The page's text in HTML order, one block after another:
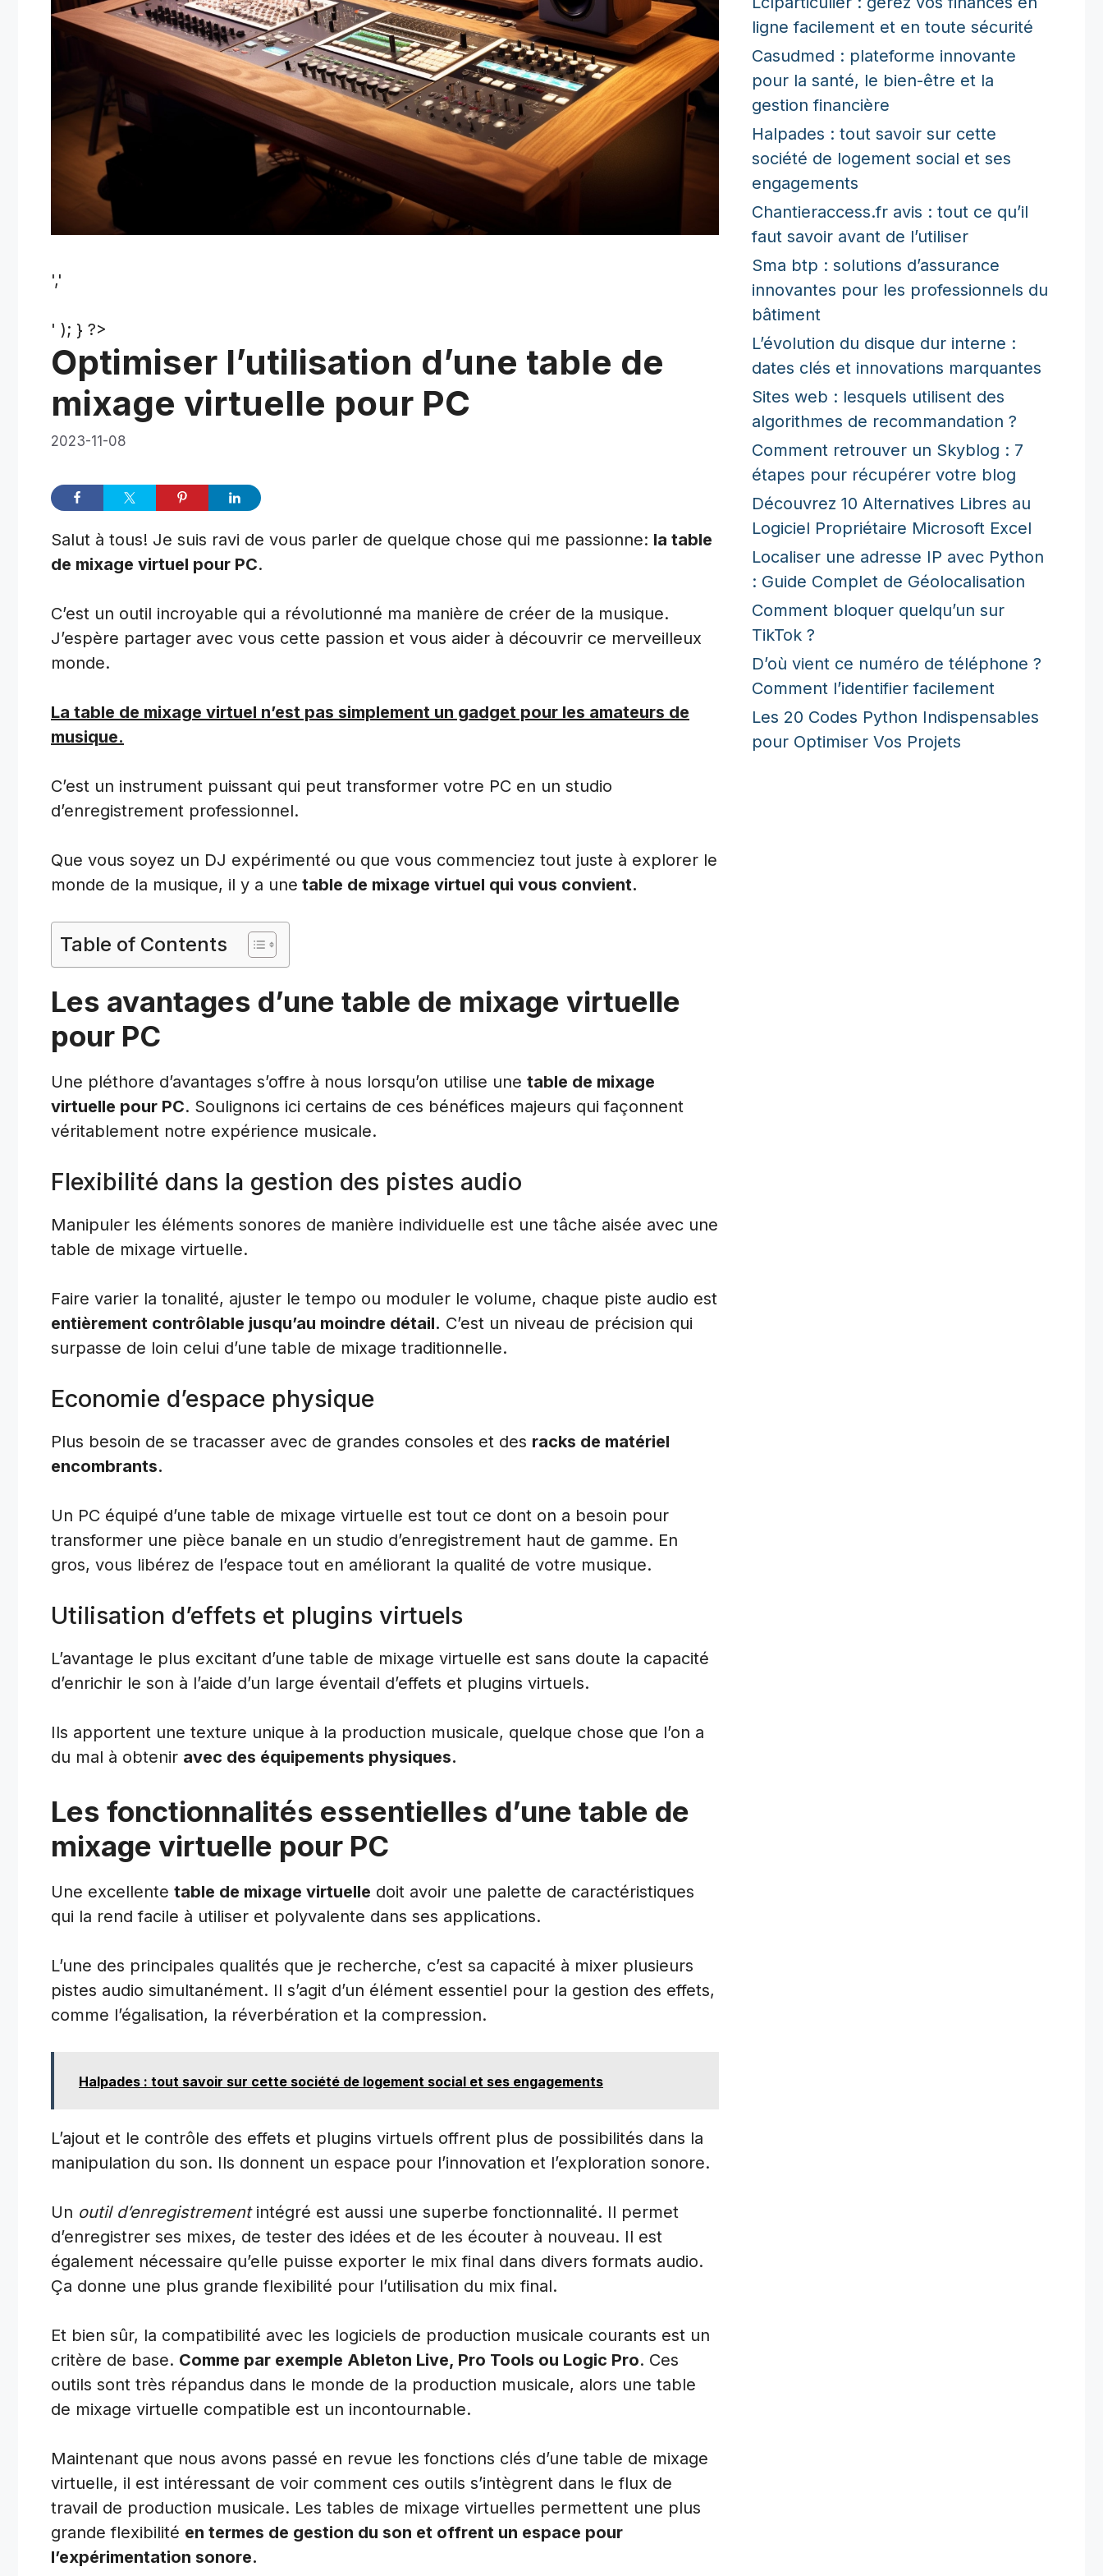
','
' ); } ?>
Optimiser l’utilisation d’une table de
mixage virtuelle pour PC
2023-11-08
Salut à tous! Je suis ravi de vous parler de quelque chose qui me passionne: la table
de mixage virtuel pour PC.
C’est un outil incroyable qui a révolutionné ma manière de créer de la musique.
J’espère partager avec vous cette passion et vous aider à découvrir ce merveilleux
monde.
La table de mixage virtuel n’est pas simplement un gadget pour les amateurs de
musique.
C’est un instrument puissant qui peut transformer votre PC en un studio
d’enregistrement professionnel.
Que vous soyez un DJ expérimenté ou que vous commenciez tout juste à explorer le
monde de la musique, il y a une table de mixage virtuel qui vous convient.
Table of Contents
Les avantages d’une table de mixage virtuelle
pour PC
Une pléthore d’avantages s’offre à nous lorsqu’on utilise une table de mixage
virtuelle pour PC. Soulignons ici certains de ces bénéfices majeurs qui façonnent
véritablement notre expérience musicale.
Flexibilité dans la gestion des pistes audio
Manipuler les éléments sonores de manière individuelle est une tâche aisée avec une
table de mixage virtuelle.
Faire varier la tonalité, ajuster le tempo ou moduler le volume, chaque piste audio est
entièrement contrôlable jusqu’au moindre détail. C’est un niveau de précision qui
surpasse de loin celui d’une table de mixage traditionnelle.
Economie d’espace physique
Plus besoin de se tracasser avec de grandes consoles et des racks de matériel
encombrants.
Un PC équipé d’une table de mixage virtuelle est tout ce dont on a besoin pour
transformer une pièce banale en un studio d’enregistrement haut de gamme. En
gros, vous libérez de l’espace tout en améliorant la qualité de votre musique.
Utilisation d’effets et plugins virtuels
L’avantage le plus excitant d’une table de mixage virtuelle est sans doute la capacité
d’enrichir le son à l’aide d’un large éventail d’effets et plugins virtuels.
Ils apportent une texture unique à la production musicale, quelque chose que l’on a
du mal à obtenir avec des équipements physiques.
Les fonctionnalités essentielles d’une table de
mixage virtuelle pour PC
Une excellente table de mixage virtuelle doit avoir une palette de caractéristiques
qui la rend facile à utiliser et polyvalente dans ses applications.
L’une des principales qualités que je recherche, c’est sa capacité à mixer plusieurs
pistes audio simultanément. Il s’agit d’un élément essentiel pour la gestion des effets,
comme l’égalisation, la réverbération et la compression.
Halpades : tout savoir sur cette société de logement social et ses engagements
L’ajout et le contrôle des effets et plugins virtuels offrent plus de possibilités dans la
manipulation du son. Ils donnent un espace pour l’innovation et l’exploration sonore.
Un outil d’enregistrementintégré est aussi une superbe fonctionnalité. Il permet
d’enregistrer ses mixes, de tester des idées et de les écouter à nouveau. Il est
également nécessaire qu’elle puisse exporter le mix final dans divers formats audio.
Ça donne une plus grande flexibilité pour l’utilisation du mix final.
Et bien sûr, la compatibilité avec les logiciels de production musicale courants est un
critère de base. Comme par exemple Ableton Live, Pro Tools ou Logic Pro. Ces
outils sont très répandus dans le monde de la production musicale, alors une table
de mixage virtuelle compatible est un incontournable.
Maintenant que nous avons passé en revue les fonctions clés d’une table de mixage
virtuelle, il est intéressant de voir comment ces outils s’intègrent dans le flux de
travail de production musicale. Les tables de mixage virtuelles permettent une plus
grande flexibilité en termes de gestion du son et offrent un espace pour
l’expérimentation sonore.
ligne facilement et en toute sécurité
Casudmed : plateforme innovante
pour la santé, le bien-être et la
gestion financière
Halpades : tout savoir sur cette
société de logement social et ses
engagements
Chantieraccess.fr avis : tout ce qu’il
faut savoir avant de l’utiliser
Sma btp : solutions d’assurance
innovantes pour les professionnels du
bâtiment
L’évolution du disque dur interne :
dates clés et innovations marquantes
Sites web : lesquels utilisent des
algorithmes de recommandation ?
Comment retrouver un Skyblog : 7
étapes pour récupérer votre blog
Découvrez 10 Alternatives Libres au
Logiciel Propriétaire Microsoft Excel
Localiser une adresse IP avec Python
: Guide Complet de Géolocalisation
Comment bloquer quelqu’un sur
TikTok ?
D’où vient ce numéro de téléphone ?
Comment l’identifier facilement
Les 20 Codes Python Indispensables
pour Optimiser Vos Projets